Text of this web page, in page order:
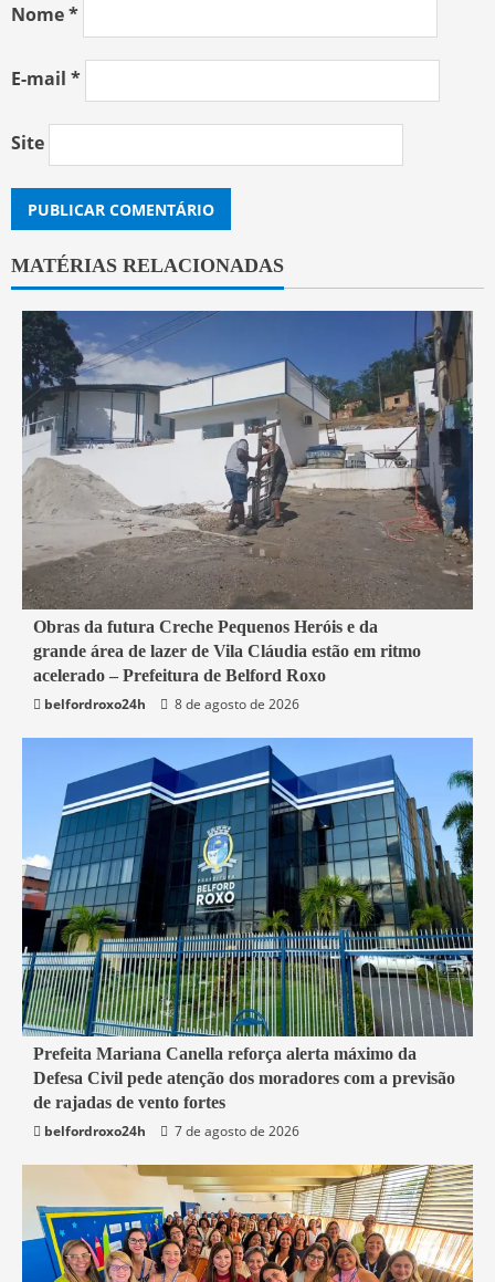
Nome*
E-mail *
Site
MATÉRIAS RELACIONADAS
2 min read
Belford Roxo
Obras da futura Creche Pequenos Heróis e da
grande área de lazer de Vila Cláudia estão em ritmo
acelerado – Prefeitura de Belford Roxo
belfordroxo24h
8 de agosto de 2026
1 min read
Belford Roxo
Prefeita Mariana Canella reforça alerta máximo da
Defesa Civil pede atenção dos moradores com a previsão
de rajadas de vento fortes
belfordroxo24h
7 de agosto de 2026